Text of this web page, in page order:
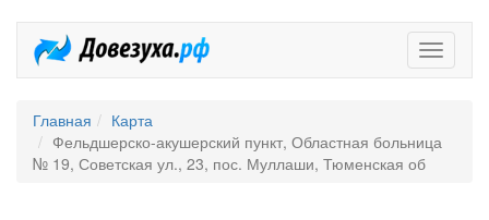
Главная
Карта
Фельдшерско-акушерский пункт, Областная больница
№ 19, Советская ул., 23, пос. Муллаши, Тюменская об